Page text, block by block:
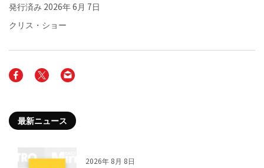
発行済み 2026年 6月 7日
クリス・ショー
最新ニュース
2026年 8月 8日